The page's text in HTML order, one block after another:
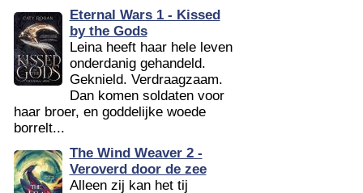
Eternal Wars 1 - Kissed
by the Gods
Leina heeft haar hele leven
onderdanig gehandeld.
Geknield. Verdraagzaam.
Dan komen soldaten voor
haar broer, en goddelijke woede
borrelt...
The Wind Weaver 2 -
Veroverd door de zee
Alleen zij kan het tij